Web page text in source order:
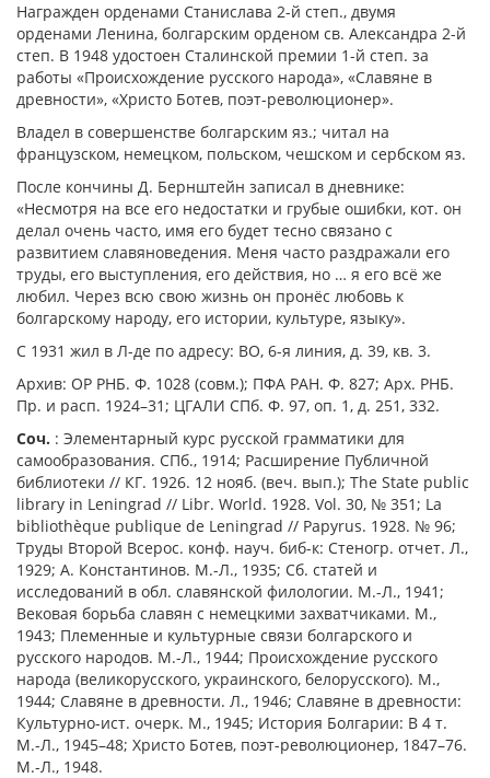
Награжден орденами Станислава 2-й степ., двумя
орденами Ленина, болгарским орденом св. Александра 2-й
степ. В 1948 удостоен Сталинской премии 1-й степ. за
работы «Происхождение русского народа», «Славяне в
древности», «Христо Ботев, поэт-революционер».
Владел в совершенстве болгарским яз.; читал на
французском, немецком, польском, чешском и сербском яз.
После кончины Д. Бернштейн записал в дневнике:
«Несмотря на все его недостатки и грубые ошибки, кот. он
делал очень часто, имя его будет тесно связано с
развитием славяноведения. Меня часто раздражали его
труды, его выступления, его действия, но … я его всё же
любил. Через всю свою жизнь он пронёс любовь к
болгарскому народу, его истории, культуре, языку».
С 1931 жил в Л-де по адресу: ВО, 6-я линия, д. 39, кв. 3.
Архив: ОР РНБ. Ф. 1028 (совм.); ПФА РАН. Ф. 827; Арх. РНБ.
Пр. и расп. 1924–31; ЦГАЛИ СПб. Ф. 97, оп. 1, д. 251, 332.
Соч. : Элементарный курс русской грамматики для
самообразования. СПб., 1914; Расширение Публичной
библиотеки // КГ. 1926. 12 нояб. (веч. вып.); The State public
library in Leningrad // Libr. World. 1928. Vol. 30, № 351; La
bibliothèque publique de Leningrad // Papyrus. 1928. № 96;
Труды Второй Всерос. конф. науч. биб-к: Стеногр. отчет. Л.,
1929; А. Константинов. М.-Л., 1935; Сб. статей и
исследований в обл. славянской филологии. М.-Л., 1941;
Вековая борьба славян с немецкими захватчиками. М.,
1943; Племенные и культурные связи болгарского и
русского народов. М.-Л., 1944; Происхождение русского
народа (великорусского, украинского, белорусского). М.,
1944; Славяне в древности. Л., 1946; Славяне в древности:
Культурно-ист. очерк. М., 1945; История Болгарии: В 4 т.
М.-Л., 1945–48; Христо Ботев, поэт-революционер, 1847–76.
М.-Л., 1948.